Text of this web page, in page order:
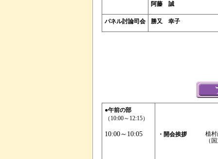
阿藤 誠
パネル討論司会 勝又 幸子
●午前の部
（10:00～12:15）
10:00～10:05 ・開会挨拶
植
（